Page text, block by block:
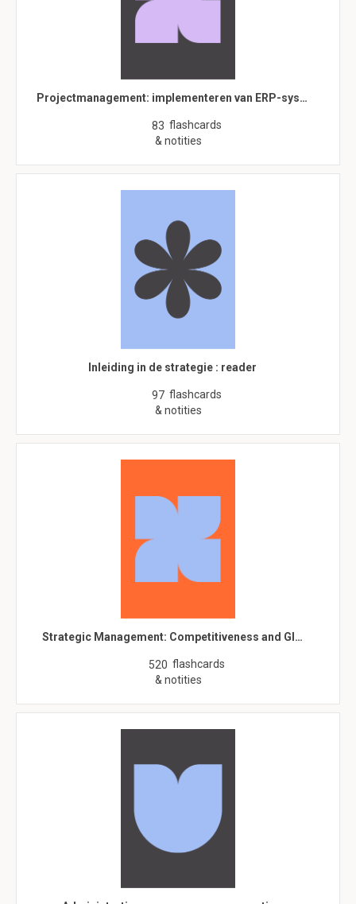
Projectmanagement: implementeren van ERP-sys…
83 flashcards
& notities
Inleiding in de strategie : reader
97 flashcards
& notities
Strategic Management: Competitiveness and Gl…
520 flashcards
& notities